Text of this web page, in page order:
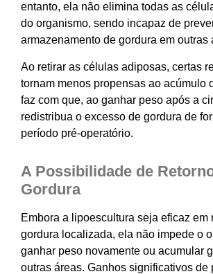
entanto, ela não elimina todas as
do organismo, sendo incapaz de
armazenamento de gordura em outras
Ao retirar as células adiposas, certas
tornam menos propensas ao acúmulo
faz com que, ao ganhar peso após a
redistribua o excesso de gordura de
período pré-operatório.
A Possibilidade de
Gordura
Embora a lipoescultura seja eficaz em
gordura localizada, ela não impede o
ganhar peso novamente ou acumular
outras áreas. Ganhos significativos de